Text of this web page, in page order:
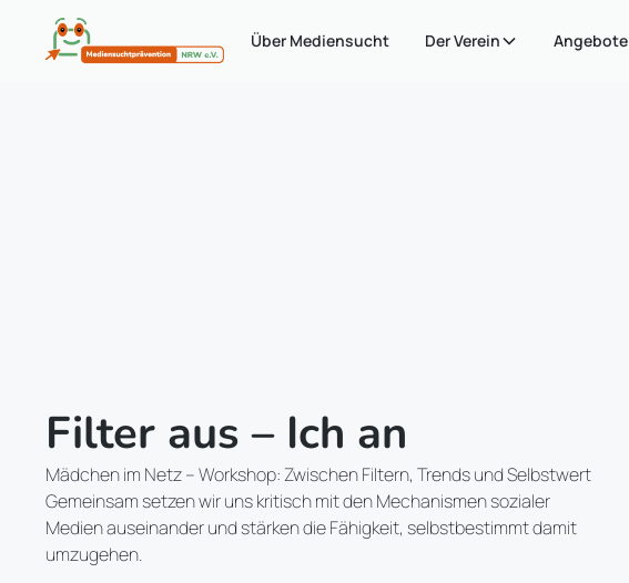
Über Mediensucht Der Verein Angebote
Filter aus – Ich an
Mädchen im Netz – Workshop: Zwischen Filtern, Trends und Selbstwert
Gemeinsam setzen wir uns kritisch mit den Mechanismen sozialer
Medien auseinander und stärken die Fähigkeit, selbstbestimmt damit
umzugehen.